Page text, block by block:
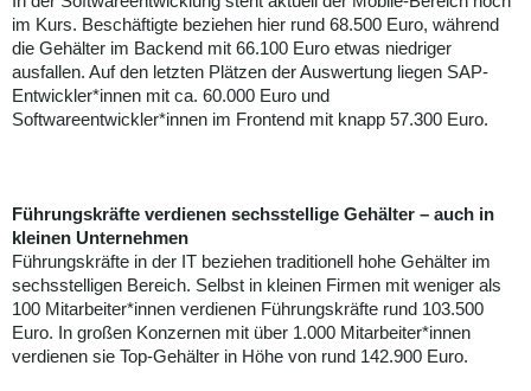
im Kurs. Beschäftigte beziehen hier rund 68.500 Euro, während
die Gehälter im Backend mit 66.100 Euro etwas niedriger
ausfallen. Auf den letzten Plätzen der Auswertung liegen SAP-
Entwickler*innen mit ca. 60.000 Euro und
Softwareentwickler*innen im Frontend mit knapp 57.300 Euro.
Führungskräfte verdienen sechsstellige Gehälter – auch in
kleinen Unternehmen
Führungskräfte in der IT beziehen traditionell hohe Gehälter im
sechsstelligen Bereich. Selbst in kleinen Firmen mit weniger als
100 Mitarbeiter*innen verdienen Führungskräfte rund 103.500
Euro. In großen Konzernen mit über 1.000 Mitarbeiter*innen
verdienen sie Top-Gehälter in Höhe von rund 142.900 Euro.